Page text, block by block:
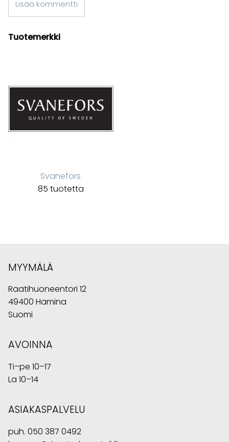
Lisää kommentti
Tuotemerkki
Svanefors
85 tuotetta
MYYMÄLÄ
Raatihuoneentori 12
49400 Hamina
Suomi
AVOINNA
Ti–pe 10–17
La 10–14
ASIAKASPALVELU
puh. 050 387 0492